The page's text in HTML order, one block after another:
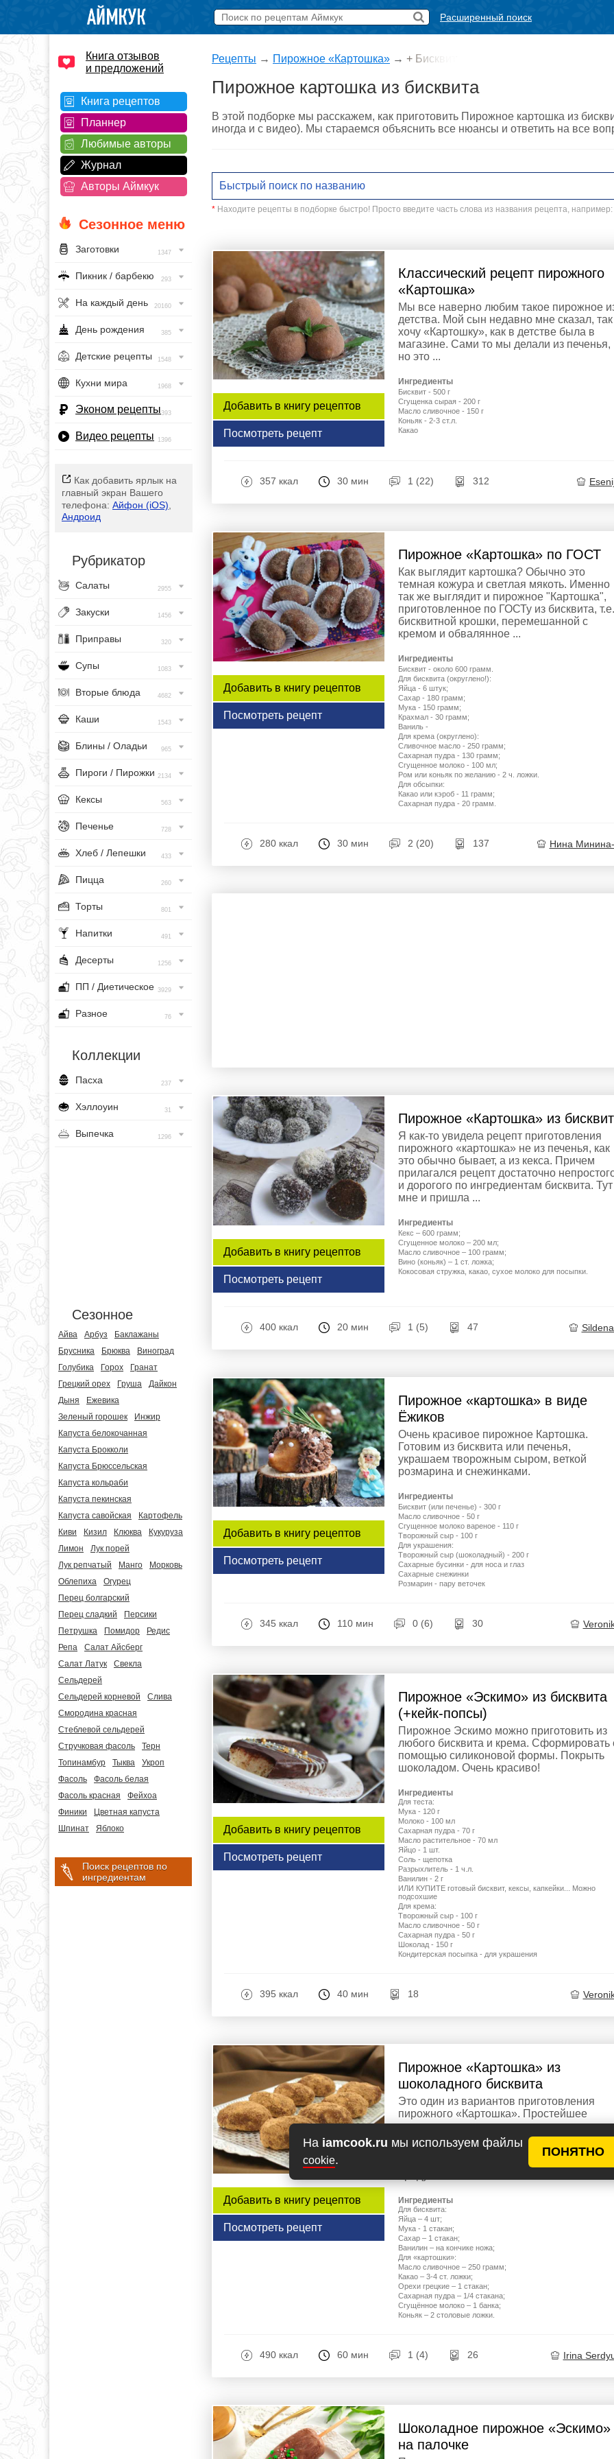
На iamcook.ru мы используем файлы
cookie.
ПОНЯТНО
Расширенный поиск
Книга отзывов
и предложений
Книга рецептов
Планнер
Любимые авторы
Журнал
Авторы Аймкук
Сезонное меню
Заготовки 1347
Пикник / барбекю 293
На каждый день 20160
День рождения 385
Детские рецепты 1548
Кухни мира 1968
Эконом рецепты393
Видео рецепты 1396
Как добавить ярлык на
главный экран Вашего
телефона: Айфон (iOS)
Андроид
Рубрикатор
Салаты 2955
Закуски 1456
Приправы 320
Супы 1083
Вторые блюда 4682
Каши 1543
Блины / Оладьи 965
Пироги / Пирожки 2134
Кексы 563
Печенье 728
Хлеб / Лепешки 433
Пицца 260
Торты 801
Напитки 491
Десерты 1256
ПП / Диетическое 3929
Разное 76
Коллекции
Пасха 237
Хэллоуин 31
Выпечка 1296
Сезонное
Айва Арбуз
Баклажаны
Брусника
Брюква
Виноград
Голубика
Горох
Гранат
Грецкий орех
Груша
Дайкон
Дыня
Ежевика
Зеленый горошек
Инжир
Капуста белокочанная
Капуста Брокколи
Капуста Брюссельская
Капуста кольраби
Капуста пекинская
Капуста савойская
Картофель
Киви
Кизил Клюква
Кукуруза
Лимон
Лук порей
Лук репчатый
Манго
Морковь
Облепиха
Огурец
Перец болгарский
Перец сладкий
Персики
Петрушка
Помидор
Редис
Репа
Салат Айсберг
Салат Латук
Свекла
Сельдерей
Сельдерей корневой
Слива
Смородина красная
Стеблевой сельдерей
Стручковая фасоль
Терн
Топинамбур
Тыква
Укроп
Фасоль
Фасоль белая
Фасоль красная
Фейхоа
Финики
Цветная капуста
Шпинат
Яблоко
Поиск рецептов по
ингредиентам
Рецепты → Пирожное «Картошка» → + Бисквит
Пирожное картошка из бисквита
В этой подборке мы расскажем, как приготовить Пирожное картошка из
иногда и с видео). Мы стараемся объяснить все нюансы и ответить на все
* Находите рецепты в подборке быстро! Просто введите часть слова из названия рецепта, например:
Добавить в книгу рецептов
Посмотреть рецепт
Классический рецепт пирожного
«Картошка»
Мы все наверно любим такое пирожное
детства. Мой сын недавно мне сказал, так
хочу «Картошку», как в детстве была в
магазине. Сами то мы делали из печенья,
но это ...
Ингредиенты
Бисквит - 500 г
Сгущенка сырая - 200 г
Масло сливочное - 150 г
Коньяк - 2-3 ст.л.
Какао
357 ккал 30 мин 1 (22) 312
Добавить в книгу рецептов
Посмотреть рецепт
Пирожное «Картошка» по ГОСТ
Как выглядит картошка? Обычно это
темная кожура и светлая мякоть. Именно
так же выглядит и пирожное "Картошка",
приготовленное по ГОСТу из бисквита, т.е.
бисквитной крошки, перемешанной с
кремом и обвалянное ...
Ингредиенты
Бисквит - около 600 грамм.
Для бисквита (округлено!):
Яйца - 6 штук;
Сахар - 180 грамм;
Мука - 150 грамм;
Крахмал - 30 грамм;
Ваниль -
Для крема (округлено):
Сливочное масло - 250 грамм;
Сахарная пудра - 130 грамм;
Сгущенное молоко - 100 мл;
Ром или коньяк по желанию - 2 ч. ложки.
Для обсыпки:
Какао или кэроб - 11 грамм;
Сахарная пудра - 20 грамм.
280 ккал 30 мин 2 (20) 137 Нина
Добавить в книгу рецептов
Посмотреть рецепт
Пирожное «Картошка» из
Я как-то увидела рецепт приготовления
пирожного «картошка» не из печенья, как
это обычно бывает, а из кекса. Причем
прилагался рецепт достаточно
и дорогого по ингредиентам бисквита. Тут
мне и пришла ...
Ингредиенты
Кекс – 600 грамм;
Сгущенное молоко – 200 мл;
Масло сливочное – 100 грамм;
Вино (коньяк) – 1 ст. ложка;
Кокосовая стружка, какао, сухое молоко для посыпки.
400 ккал 20 мин 1 (5) 47
Добавить в книгу рецептов
Посмотреть рецепт
Пирожное «картошка» в виде
Ёжиков
Очень красивое пирожное Картошка.
Готовим из бисквита или печенья,
украшаем творожным сыром, веткой
розмарина и снежинками.
Ингредиенты
Бисквит (или печенье) - 300 г
Масло сливочное - 50 г
Сгущенное молоко вареное - 110 г
Творожный сыр - 100 г
Для украшения:
Творожный сыр (шоколадный) - 200 г
Сахарные бусинки - для носа и глаз
Сахарные снежинки
Розмарин - пару веточек
345 ккал 110 мин 0 (6) 30
Добавить в книгу рецептов
Посмотреть рецепт
Пирожное «Эскимо» из бисквита
(+кейк-попсы)
Пирожное Эскимо можно приготовить из
любого бисквита и крема. Сформировать
помощью силиконовой формы. Покрыть
шоколадом. Очень красиво!
Ингредиенты
Для теста:
Мука - 120 г
Молоко - 100 мл
Сахарная пудра - 70 г
Масло растительное - 70 мл
Яйцо - 1 шт.
Соль - щепотка
Разрыхлитель - 1 ч.л.
Ванилин - 2 г
ИЛИ КУПИТЕ готовый бисквит, кексы, капкейки... Можно
подсохшие
Для крема:
Творожный сыр - 100 г
Масло сливочное - 50 г
Сахарная пудра - 50 г
Шоколад - 150 г
Кондитерская посыпка - для украшения
395 ккал 40 мин 18
Добавить в книгу рецептов
Посмотреть рецепт
Пирожное «Картошка» из
шоколадного бисквита
Это один из вариантов приготовления
пирожного «Картошка». Простейшее
пирожное, вкус которого знаком нам всем
самого детства. В упрощенном варианте
бисквитные сухарики можно заменить
печеньем. Вам понадобятся очень
Ингредиенты
Для бисквита:
Яйца – 4 шт;
Мука - 1 стакан;
Сахар – 1 стакан;
Ванилин – на кончике ножа;
Для «картошки»:
Масло сливочное – 250 грамм;
Какао – 3-4 ст. ложки;
Орехи грецкие – 1 стакан;
Сахарная пудра – 1/4 стакана;
Сгущённое молоко – 1 банка;
Коньяк – 2 столовые ложки.
490 ккал 60 мин 1 (4) 26 Irina
Шоколадное пирожное «Эскимо»
на палочке